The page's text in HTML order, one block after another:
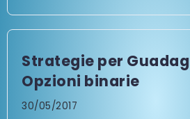
Strategie per
Opzioni binarie
30/05/2017